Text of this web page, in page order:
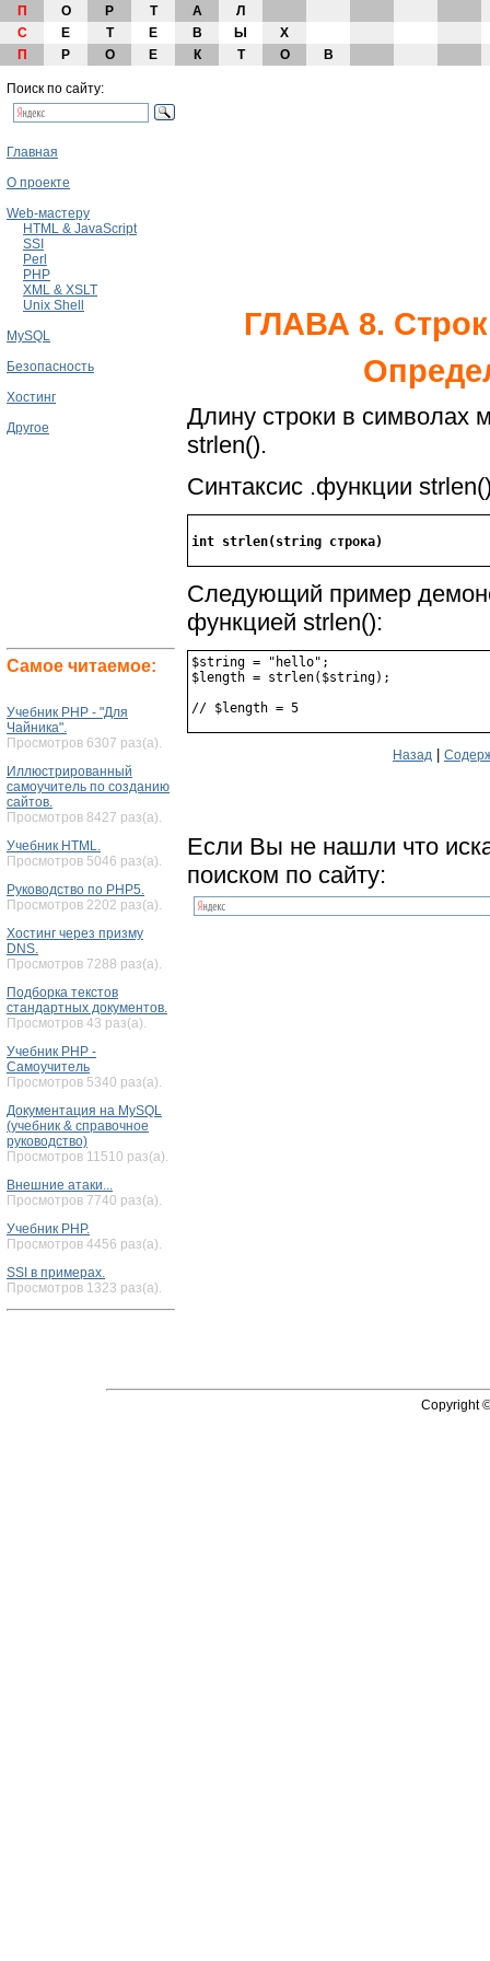
П О Р Т А
Л
С
Е Т Е В Ы
Х
П
Р О Е К Т О В
Поиск по сайту:
Главная
О проекте
Web-мастеру
HTML & JavaScript
SSI
Perl
PHP
XML & XSLT
Unix Shell
MySQL
Безопасность
Хостинг
Другое
Самое читаемое:
Учебник PHP - "Для
Чайника".
Просмотров 6307 раз(а).
Иллюстрированный
самоучитель по созданию
сайтов.
Просмотров 8427 раз(а).
Учебник HTML.
Просмотров 5046 раз(а).
Руководство по PHP5.
Просмотров 2202 раз(а).
Хостинг через призму
DNS.
Просмотров 7288 раз(а).
Подборка текстов
стандартных документов.
Просмотров 43 раз(а).
Учебник PHP -
Самоучитель
Просмотров 5340 раз(а).
Документация на MySQL
(учебник & справочное
руководство)
Просмотров 11510 раз(а).
Внешние атаки...
Просмотров 7740 раз(а).
Учебник PHP.
Просмотров 4456 раз(а).
SSI в примерах.
Просмотров 1323 раз(а).
ГЛАВА 8.
Длину строки в символах
strlen().
Синтаксис .функции
Следующий пример
функцией strlen():
$string = "hello";
$length = strlen($string);
Назад
Если Вы не нашли что
поиском по сайту:
Copyright